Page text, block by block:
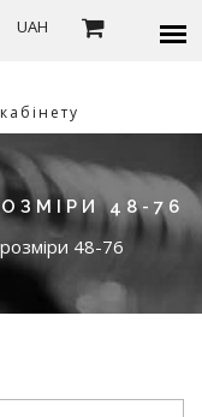
UAH
48-76
48-76